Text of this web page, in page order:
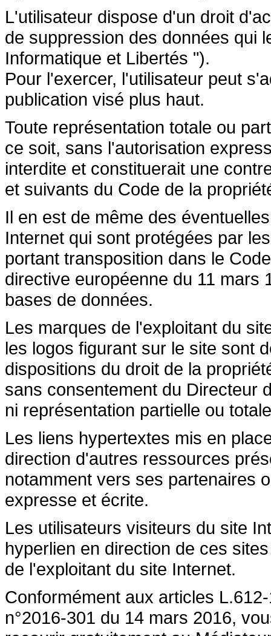
L'utilisateur dispose d'un droit
de suppression des données qui
Informatique et Libertés ").
Pour l'exercer, l'utilisateur peut
publication visé plus haut.
Toute représentation totale ou
ce soit, sans l'autorisation
interdite et constituerait une
et suivants du Code de la
Il en est de même des
Internet qui sont protégées par
portant transposition dans le
directive européenne du 11 mars
bases de données.
Les marques de l'exploitant du
les logos figurant sur le site sont
dispositions du droit de la
sans consentement du Directeur
ni représentation partielle ou
Les liens hypertextes mis en
direction d'autres ressources
notamment vers ses partenaires
expresse et écrite.
Les utilisateurs visiteurs du site
hyperlien en direction de ces
de l'exploitant du site Internet.
Conformément aux articles
n°2016-301 du 14 mars 2016,